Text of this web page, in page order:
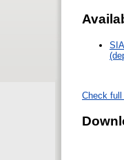
Check full